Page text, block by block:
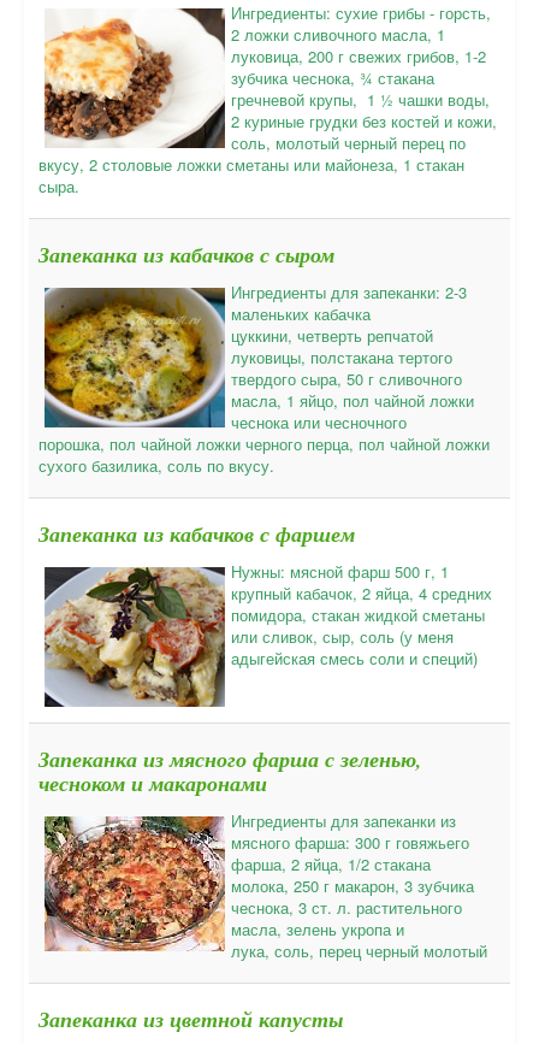
Ингредиенты: сухие грибы - горсть,
2 ложки сливочного масла, 1
луковица, 200 г свежих грибов, 1-2
зубчика чеснока, ¾ стакана
гречневой крупы, 1 ½ чашки воды,
2 куриные грудки без костей и кожи,
соль, молотый черный перец по
вкусу, 2 столовые ложки сметаны или майонеза, 1 стакан
сыра.
Запеканка из кабачков с сыром
Ингредиенты для запеканки: 2-3
маленьких кабачка
цуккини, четверть репчатой
луковицы, полстакана тертого
твердого сыра, 50 г сливочного
масла, 1 яйцо, пол чайной ложки
чеснока или чесночного
порошка, пол чайной ложки черного перца, пол чайной ложки
сухого базилика, соль по вкусу.
Запеканка из кабачков с фаршем
Нужны: мясной фарш 500 г, 1
крупный кабачок, 2 яйца, 4 средних
помидора, стакан жидкой сметаны
или сливок, сыр, соль (у меня
адыгейская смесь соли и специй)
Запеканка из мясного фарша с зеленью,
чесноком и макаронами
Ингредиенты для запеканки из
мясного фарша: 300 г говяжьего
фарша, 2 яйца, 1/2 стакана
молока, 250 г макарон, 3 зубчика
чеснока, 3 ст. л. растительного
масла, зелень укропа и
лука, соль, перец черный молотый
Запеканка из цветной капусты